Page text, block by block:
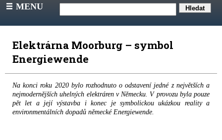
III MENU
Elektrárna Moorburg – symbol
Energiewende
Na konci roku 2020 bylo rozhodnuto o odstavení jedné z největších a
nejmodernějších uhelných elektráren v Německu. V provozu byla pouze
pět let a její výstavba i konec je symbolickou ukázkou reality a
environmentálních dopadů německé Energiewende.